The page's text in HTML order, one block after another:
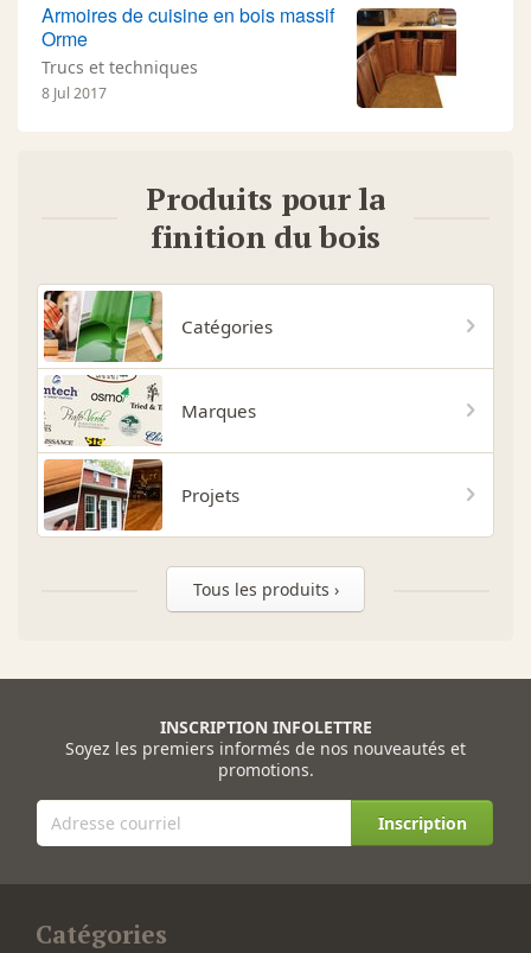
Armoires de cuisine en bois massif
Orme
Trucs et techniques
8 Jul 2017
Produits pour la
finition du bois
Catégories
Marques
Projets
Tous les produits ›
INSCRIPTION INFOLETTRE
Soyez les premiers informés de nos nouveautés et
promotions.
Inscription
Catégories